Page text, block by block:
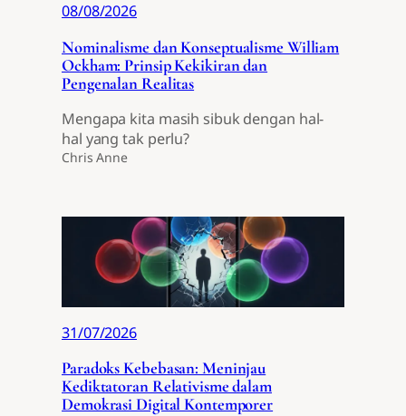
08/08/2026
Nominalisme dan Konseptualisme William
Ockham: Prinsip Kekikiran dan
Pengenalan Realitas
Mengapa kita masih sibuk dengan hal-
hal yang tak perlu?
Chris Anne
31/07/2026
Paradoks Kebebasan: Meninjau
Kediktatoran Relativisme dalam
Demokrasi Digital Kontemporer